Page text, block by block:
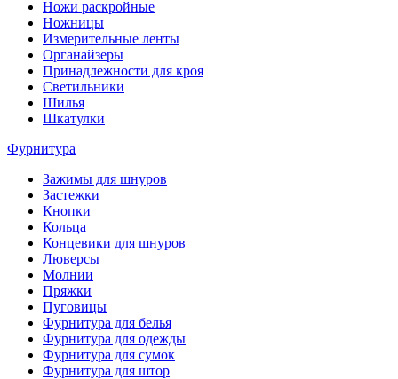
Ножи раскройные
Ножницы
Измерительные ленты
Органайзеры
Принадлежности для кроя
Светильники
Шилья
Шкатулки
Фурнитура
Зажимы для шнуров
Застежки
Кнопки
Кольца
Концевики для шнуров
Люверсы
Молнии
Пряжки
Пуговицы
Фурнитура для белья
Фурнитура для одежды
Фурнитура для сумок
Фурнитура для штор